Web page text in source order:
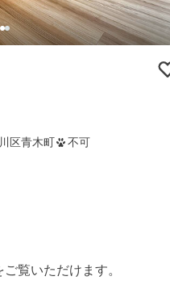
区青木町 不可
覧いただけます。